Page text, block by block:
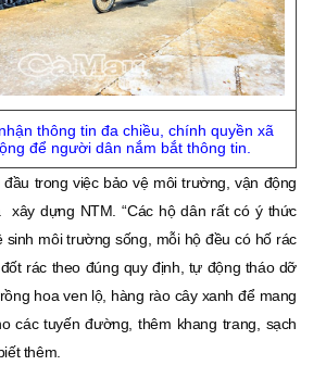
thông tin đa chiều, chính quyền xã
để người dân nắm bắt thông tin.
trong việc bảo vệ môi trường, vận động
xây dựng NTM. “Các hộ dân rất có ý thức
sinh môi trường sống, mỗi hộ đều có hố rác
rác theo đúng quy định, tự động tháo dỡ
hoa ven lộ, hàng rào cây xanh để mang
các tuyến đường, thêm khang trang, sạch
thêm.